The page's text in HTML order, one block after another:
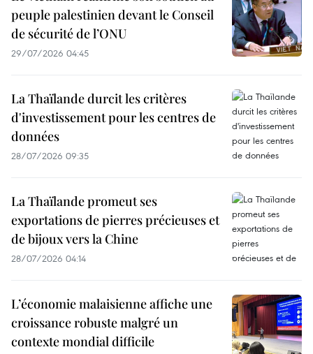
peuple palestinien devant le Conseil
de sécurité de l’ONU
29/07/2026 04:45
La Thaïlande durcit les critères
d'investissement pour les centres de
données
28/07/2026 09:35
La Thaïlande promeut ses
exportations de pierres précieuses et
de bijoux vers la Chine
28/07/2026 04:14
L’économie malaisienne affiche une
croissance robuste malgré un
contexte mondial difficile